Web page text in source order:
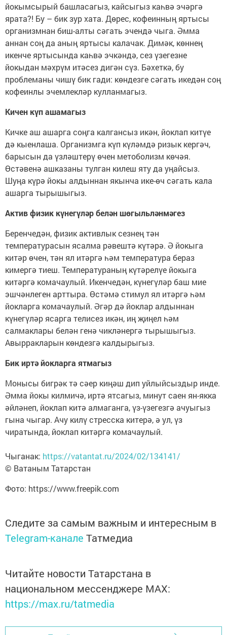
йокымсырый башласагыз, кайсыгыз каһвә эчәргә
ярата?! Бу – бик зур хата. Дөрес, кофеинның яртысы
организмнан биш-алты сәгать эчендә чыга. Әмма
аннан соң да аның яртысы калачак. Димәк, көннең
икенче яртысында каһвә эчкәндә, сез үзегезне
йокыдан мәхрүм итәсез дигән сүз. Бәхеткә, бу
проблеманы чишү бик гади: көндезге сәгать икедән соң
кофеинлы эчемлекләр кулланмагыз.
Кичен күп ашамагыз
Кичке аш ашарга соңга калгансыз икән, йоклап китүе
дә кыенлаша. Организмга күп күләмдә ризык кергәч,
барысын да үзләштерү өчен метоболизм көчәя.
Өстәвенә ашказаны тулган килеш яту да уңайсыз.
Шуңа күрә йокы алдыннан якынча ике-өч сәгать кала
ашарга тырышыгыз.
Актив физик күнегүләр белән шөгыльләнмәгез
Беренчедән, физик активлык сезнең тән
температурасын ясалма рәвештә күтәрә. Ә йокыга
китәр өчен, тән ял итәргә һәм температура бераз
кимергә тиеш. Температураның күтәрелүе йокыга
китәргә комачаулый. Икенчедән, күнегүләр баш мие
эшчәнлеген арттыра. Өстәмә стимул ял итәргә һәм
йокларга комачаулый. Әгәр дә йоклар алдыннан
күнегүләр ясарга телисез икән, иң җиңел һәм
салмаклары белән генә чикләнергә тырышыгыз.
Авырракларын көндезгә калдырыгыз.
Бик иртә йокларга ятмагыз
Монысы бигрәк тә сәер киңәш дип уйлыйсыздыр инде.
Әмма йокы килмичә, иртә ятсагыз, минут саен ян-якка
әйләнеп, йоклап китә алмаганга, үз-үзегезгә ачуыгыз
гына чыгар. Ачу килү стресска китерә, ә ул, үз
чиратында, йоклап китәргә комачаулый.
Чыганак: https://vatantat.ru/2024/02/134141/
© Ватаным Татарстан
Фото: https://www.freepik.com
Следите за самым важным и интересным в
Telegram-канале Татмедиа
Читайте новости Татарстана в
национальном мессенджере MАХ:
https://max.ru/tatmedia